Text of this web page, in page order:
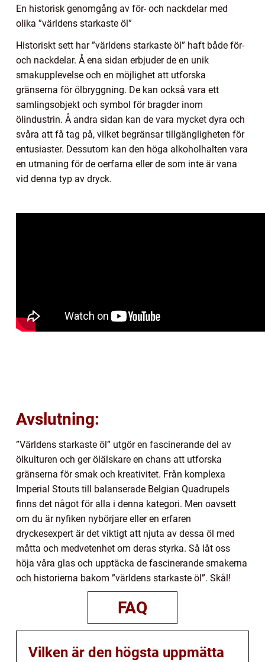
En historisk genomgång av för- och nackdelar med
olika ”världens starkaste öl”
Historiskt sett har ”världens starkaste öl” haft både för-
och nackdelar. Å ena sidan erbjuder de en unik
smakupplevelse och en möjlighet att utforska
gränserna för ölbryggning. De kan också vara ett
samlingsobjekt och symbol för bragder inom
ölindustrin. Å andra sidan kan de vara mycket dyra och
svåra att få tag på, vilket begränsar tillgängligheten för
entusiaster. Dessutom kan den höga alkoholhalten vara
en utmaning för de oerfarna eller de som inte är vana
vid denna typ av dryck.
Avslutning:
”Världens starkaste öl” utgör en fascinerande del av
ölkulturen och ger ölälskare en chans att utforska
gränserna för smak och kreativitet. Från komplexa
Imperial Stouts till balanserade Belgian Quadrupels
finns det något för alla i denna kategori. Men oavsett
om du är nyfiken nybörjare eller en erfaren
dryckesexpert är det viktigt att njuta av dessa öl med
måtta och medvetenhet om deras styrka. Så låt oss
höja våra glas och upptäcka de fascinerande smakerna
och historierna bakom ”världens starkaste öl”. Skål!
FAQ
Vilken är den högsta uppmätta